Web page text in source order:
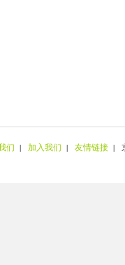
们 | 加入我们 | 友情链接 |